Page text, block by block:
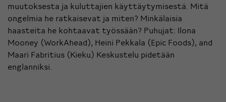
muutoksesta ja kuluttajien käyttäytymisestä. Mitä
ongelmia he ratkaisevat ja miten? Minkälaisia
haasteita he kohtaavat työssään? Puhujat: Ilona
Mooney (WorkAhead), Heini Pekkala (Epic Foods), and
Maari Fabritius (Kieku) Keskustelu pidetään
englanniksi.